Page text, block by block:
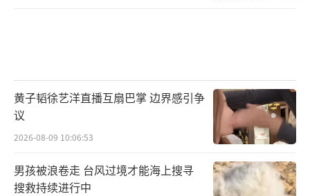
黄子韬徐艺洋直播互扇巴掌 边界感引争
议
2026-08-09 10:06:53
男孩被浪卷走 台风过境才能海上搜寻
搜救持续进行中